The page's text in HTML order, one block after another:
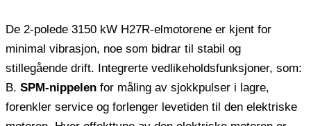
De 2-polede 3150 kW H27R-elmotorene er kjent for
minimal vibrasjon, noe som bidrar til stabil og
stillegående drift. Integrerte vedlikeholdsfunksjoner, som:
B. SPM-nippelen for måling av sjokkpulser i lagre,
forenkler service og forlenger levetiden til den elektriske